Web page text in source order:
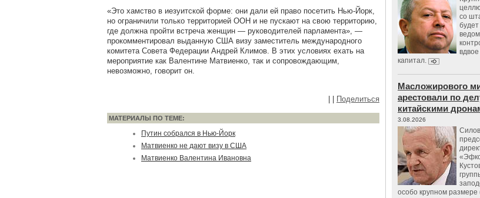
«Это хамство в иезуитской форме: они дали ей право посетить Нью-Йорк,
но ограничили только территорией ООН и не пускают на свою территорию,
где должна пройти встреча женщин — руководителей парламента», —
прокомментировал выданную США визу заместитель международного
комитета Совета Федерации Андрей Климов. В этих условиях ехать на
мероприятие как Валентине Матвиенко, так и сопровождающим,
невозможно, говорит он.
Поделиться
МАТЕРИАЛЫ ПО ТЕМЕ:
Путин собрался в Нью-Йорк
Матвиенко не дают визу в США
Матвиенко Валентина Ивановна
со
капитал.
Масложирового
арестовали по
китайскими
3.08.2026
особо крупном размере